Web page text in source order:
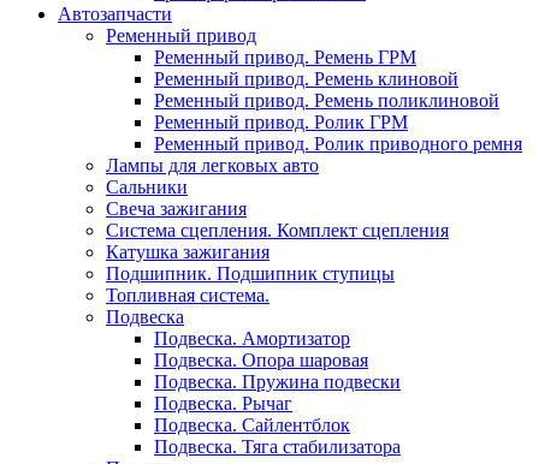
Автозапчасти
Ременный привод
Ременный привод. Ремень ГРМ
Ременный привод. Ремень клиновой
Ременный привод. Ремень поликлиновой
Ременный привод. Ролик ГРМ
Ременный привод. Ролик приводного ремня
Лампы для легковых авто
Сальники
Свеча зажигания
Система сцепления. Комплект сцепления
Катушка зажигания
Подшипник. Подшипник ступицы
Топливная система.
Подвеска
Подвеска. Амортизатор
Подвеска. Опора шаровая
Подвеска. Пружина подвески
Подвеска. Рычаг
Подвеска. Сайлентблок
Подвеска. Тяга стабилизатора